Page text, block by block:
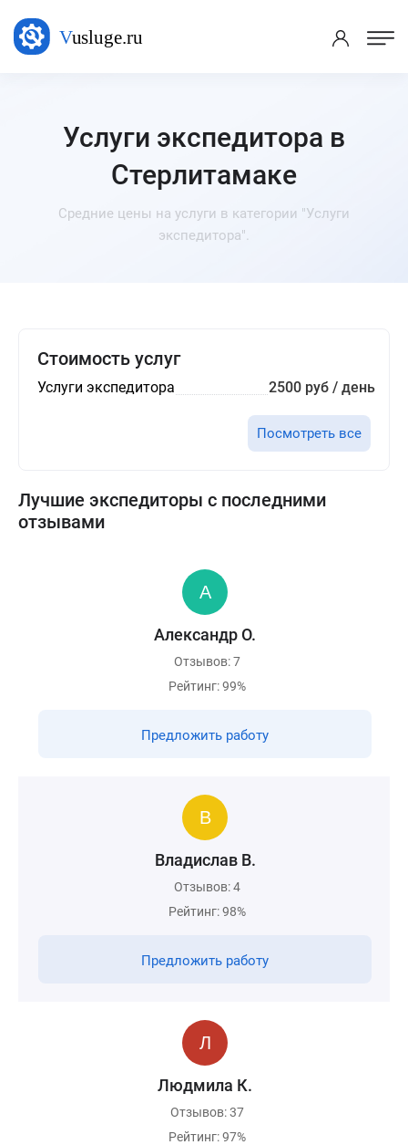
Услуги экспедитора в
Стерлитамаке
Средние цены на услуги в категории "Услуги
экспедитора".
Стоимость услуг
Услуги экспедитора 2500 руб / день
Посмотреть все
Лучшие экспедиторы с последними
отзывами
Александр О.
Отзывов: 7
Рейтинг: 99%
Предложить работу
Владислав В.
Отзывов: 4
Рейтинг: 98%
Предложить работу
Людмила К.
Отзывов: 37
Рейтинг: 97%